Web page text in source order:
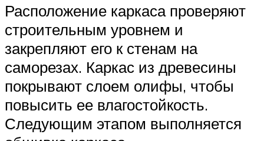
Расположение каркаса проверяют
строительным уровнем и
закрепляют его к стенам на
саморезах. Каркас из древесины
покрывают слоем олифы, чтобы
повысить ее влагостойкость.
Следующим этапом выполняется